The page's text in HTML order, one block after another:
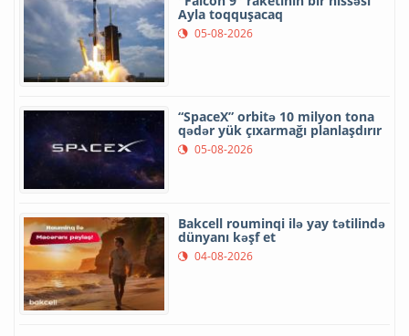
Ayla toqquşacaq
05-08-2026
“SpaceX” orbitə 10 milyon tona
qədər yük çıxarmağı planlaşdırır
05-08-2026
Bakcell rouminqi ilə yay tətilində
dünyanı kəşf et
04-08-2026